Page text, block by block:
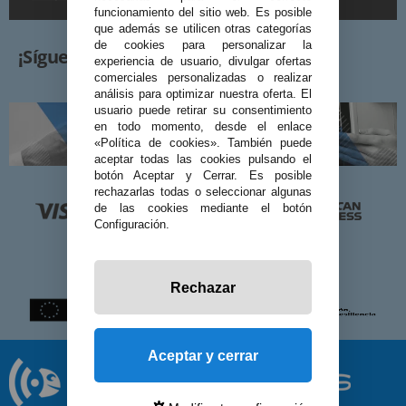
¡Síguenos!
funcionamiento del sitio web. Es posible
que además se utilicen otras categorías
de cookies para personalizar la
experiencia de usuario, divulgar ofertas
comerciales personalizadas o realizar
análisis para optimizar nuestra oferta. El
usuario puede retirar su consentimiento
en todo momento, desde el enlace
«Política de cookies». También puede
aceptar todas las cookies pulsando el
botón Aceptar y Cerrar. Es posible
rechazarlas todas o seleccionar algunas
de las cookies mediante el botón
Configuración.
Rechazar
Aceptar y cerrar